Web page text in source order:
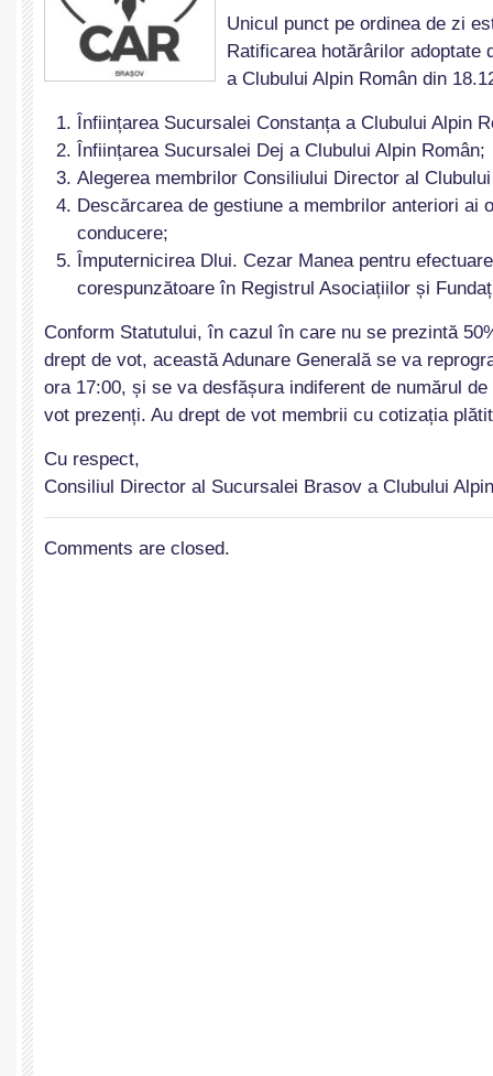
Unicul punct pe ordinea de zi
Ratificarea hotărârilor adoptate
a Clubului Alpin Român din
Înființarea Sucursalei Constanța a Clubului Alpin
Înființarea Sucursalei Dej a Clubului Alpin Român;
Alegerea membrilor Consiliului Director al
Descărcarea de gestiune a membrilor anteriori ai
conducere;
Împuternicirea Dlui. Cezar Manea pentru
corespunzătoare în Registrul Asociațiilor și
Conform Statutului, în cazul în care nu se prezintă
drept de vot, această Adunare Generală se va
ora 17:00, și se va desfășura indiferent de numărul
vot prezenți. Au drept de vot membrii cu cotizația
Cu respect,
Consiliul Director al Sucursalei Brasov a Clubului
Comments are closed.